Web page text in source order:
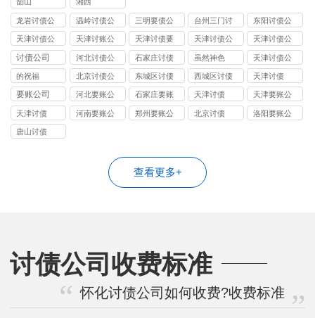
韶山 湘西
龙岩讨债公
司
温岭讨债公
司
三明要债公
司
台州三门讨
债公司
东阳讨债公
司
天津讨债公
司
天津讨账公
司
天津讨债要
账公司
天津讨债公
司
天津讨债公
司
讨债公司
河北讨债公
司
石家庄讨债
公司
虽然神色
天津讨债公
司
的祝福
北京讨债公
司
东城区讨债
公司
西城区讨债
公司
天津讨债
要账公司
河北要账公
司
石家庄要账
公司
天津讨债
天津要账公
司
天津讨债
河南要账公
郑州要账公
北京讨债
洛阳要账公
唐山讨债
查看更多+
讨债公司收费标准
怀化讨债公司如何收费?收费标准